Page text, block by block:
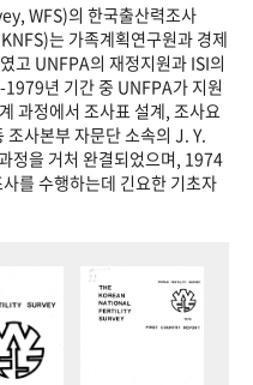
WFS)의 한국출산력조사
는 가족계획연구원과 경제
고 UNFPA의 재정지원과 ISI의
년 기간 중 UNFPA가 지원
과정에서 조사표 설계, 조사요
사본부 자문단 소속의 J. Y.
정을 거처 완결되었으며, 1974
를 수행하는데 긴요한 기초자